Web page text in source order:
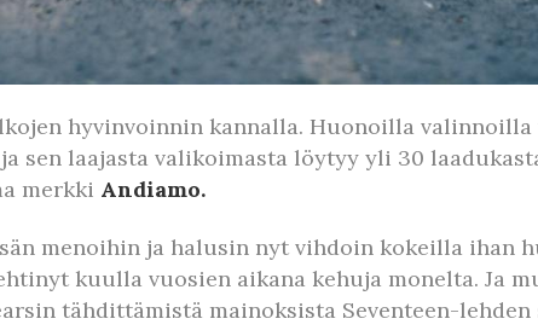
hyvinvoinnin kannalla. Huonoilla
sen laajasta valikoimasta löytyy yli 30
merkki Andiamo.
menoihin ja halusin nyt vihdoin kokeilla ihan
kuulla vuosien aikana kehuja monelta. Ja
tähdittämistä mainoksista Seventeen-